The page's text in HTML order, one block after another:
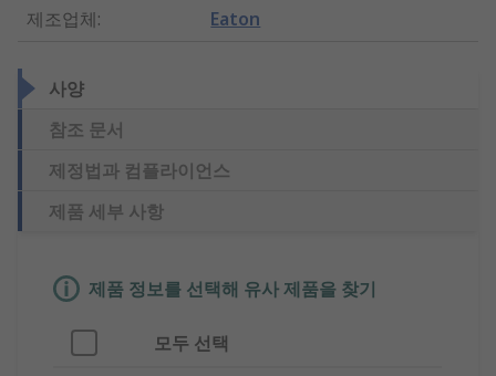
제조업체: Eaton
사양
참조 문서
제정법과 컴플라이언스
제품 세부 사항
제품 정보를 선택해 유사 제품을 찾기
모두 선택